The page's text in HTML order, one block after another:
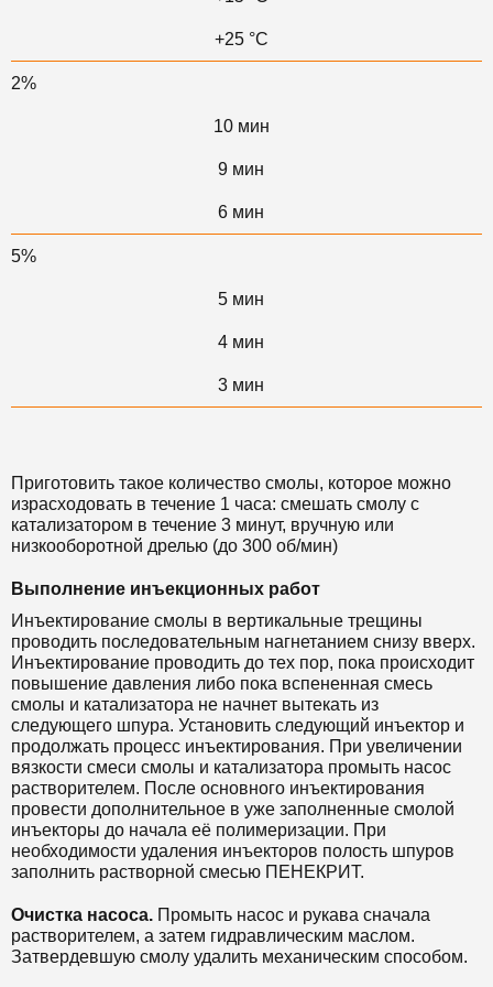
+25 °С
2%
10 мин
9 мин
6 мин
5%
5 мин
4 мин
3 мин
Приготовить такое количество смолы, которое можно
израсходовать в течение 1 часа: смешать смолу с
катализатором в течение 3 минут, вручную или
низкооборотной дрелью (до 300 об/мин)
Выполнение инъекционных работ
Инъектирование смолы в вертикальные трещины
проводить последовательным нагнетанием снизу вверх.
Инъектирование проводить до тех пор, пока происходит
повышение давления либо пока вспененная смесь
смолы и катализатора не начнет вытекать из
следующего шпура. Установить следующий инъектор и
продолжать процесс инъектирования. При увеличении
вязкости смеси смолы и катализатора промыть насос
растворителем. После основного инъектирования
провести дополнительное в уже заполненные смолой
инъекторы до начала её полимеризации. При
необходимости удаления инъекторов полость шпуров
заполнить растворной смесью ПЕНЕКРИТ.
Очистка насоса. Промыть насос и рукава сначала
растворителем, а затем гидравлическим маслом.
Затвердевшую смолу удалить механическим способом.